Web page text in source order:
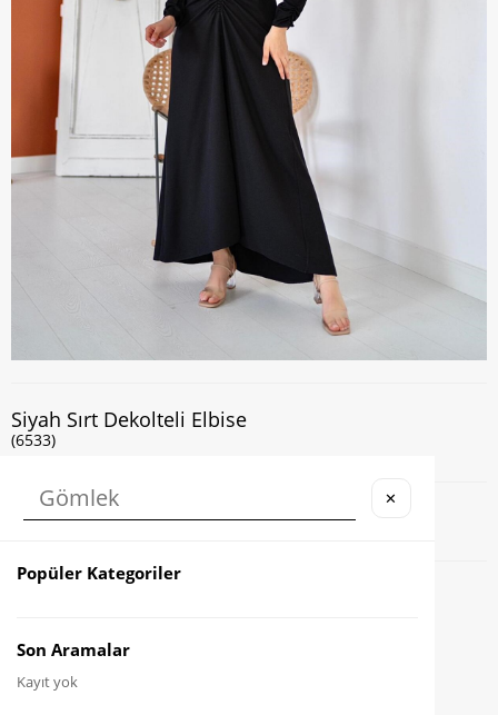
Siyah Sırt Dekolteli Elbise
(6533)
Kapıda Nakit veya Kart ile Ödeme İmkanı
Karşılaştır
Fiyat Düşünce Haber Ver
✕
Popüler Kategoriler
Son Aramalar
Kayıt yok